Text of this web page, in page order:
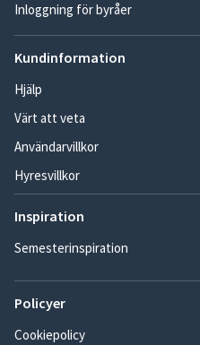
Inloggning för byråer
Kundinformation
Hjälp
Värt att veta
Användarvillkor
Hyresvillkor
Inspiration
Semesterinspiration
Policyer
Cookiepolicy